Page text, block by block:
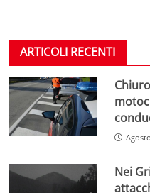
ARTICOLI RECENTI
Nei